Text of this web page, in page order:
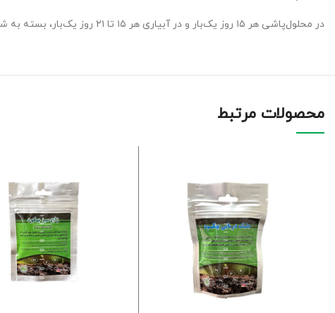
در محلول‌پاشی هر ۱۵ روز یک‌بار و در آبیاری هر ۱۵ تا ۲۱ روز یک‌بار، بسته به شرایط رشد و نیاز گیاه.
محصولات مرتبط